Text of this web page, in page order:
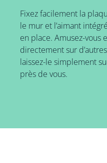
Fixez facilement la
le mur et l’aimant
en place. Amusez-vous
directement sur
laissez-le simplement
près de vous.